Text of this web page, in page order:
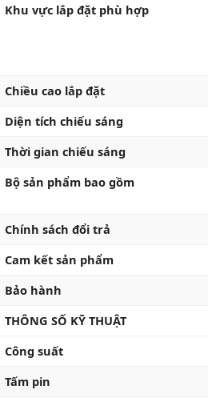
Khu vực lắp đặt phù hợp
Chiều cao lắp đặt
Diện tích chiếu sáng
Thời gian chiếu sáng
Bộ sản phẩm bao gồm
Chính sách đổi trả
Cam kết sản phẩm
Bảo hành
THÔNG SỐ KỸ THUẬT
Công suất
Tấm pin